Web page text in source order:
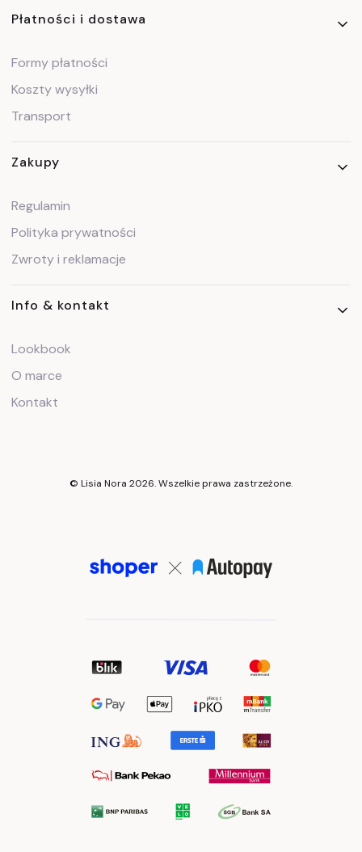
Płatności i dostawa
Formy płatności
Koszty wysyłki
Transport
Zakupy
Regulamin
Polityka prywatności
Zwroty i reklamacje
Info & kontakt
Lookbook
O marce
Kontakt
© Lisia Nora 2026. Wszelkie prawa zastrzeżone.